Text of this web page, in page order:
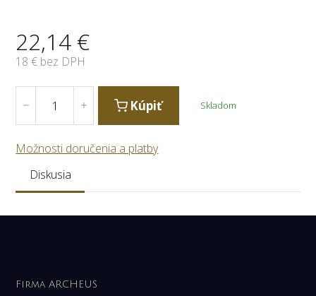
22,14 €
18 € bez DPH
Kúpiť Skladom
Možnosti doručenia a platby
Diskusia
Firma ARCHEUS